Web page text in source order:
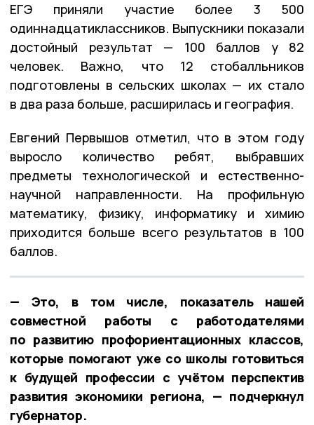
ЕГЭ приняли участие более 3 500
одиннадцатиклассников. Выпускники показали
достойный результат — 100 баллов у 82
человек. Важно, что 12 стобалльников
подготовлены в сельских школах — их стало
в два раза больше, расширилась и география.
Евгений Первышов отметил, что в этом году
выросло количество ребят, выбравших
предметы технологической и естественно-
научной направленности. На профильную
математику, физику, информатику и химию
приходится больше всего результатов в 100
баллов.
— Это, в том числе, показатель нашей
совместной работы с работодателями
по развитию профориентационных классов,
которые помогают уже со школы готовиться
к будущей профессии с учётом перспектив
развития экономики региона, — подчеркнул
губернатор.